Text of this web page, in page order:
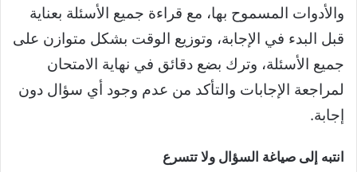
والأدوات المسموح بها، مع قراءة جميع الأسئلة بعناية
قبل البدء في الإجابة، وتوزيع الوقت بشكل متوازن على
جميع الأسئلة، وترك بضع دقائق في نهاية الامتحان
لمراجعة الإجابات والتأكد من عدم وجود أي سؤال دون
إجابة.
انتبه إلى صياغة السؤال ولا تتسرع